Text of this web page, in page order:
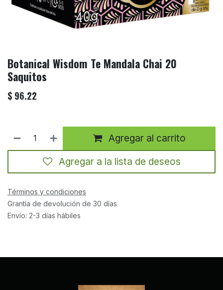
Botanical Wisdom Te Mandala Chai 20
Saquitos
$ 96.22
Agregar al carrito
Agregar a la lista de deseos
Términos y condiciones
Grantía de devolución de 30 días
Envío: 2-3 días hábiles